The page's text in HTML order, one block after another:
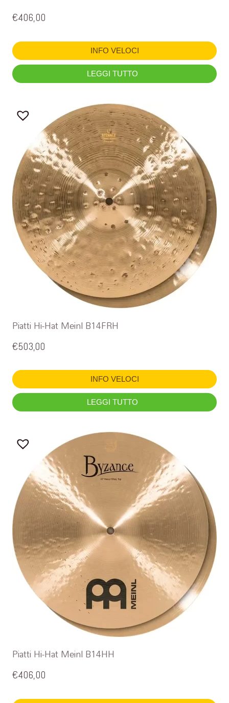
€406,00
INFO VELOCI
LEGGI TUTTO
Piatti Hi-Hat Meinl B14FRH
€503,00
INFO VELOCI
LEGGI TUTTO
Piatti Hi-Hat Meinl B14HH
€406,00